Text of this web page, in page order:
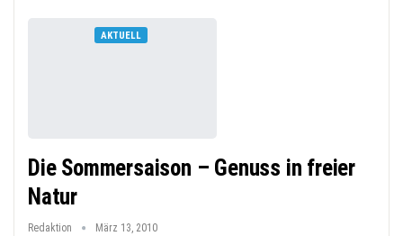
AKTUELL
Die Sommersaison – Genuss in freier
Natur
Redaktion März 13, 2010